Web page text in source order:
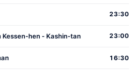
23:30
Kessen-hen - Kashin-tan 23:00
16:30